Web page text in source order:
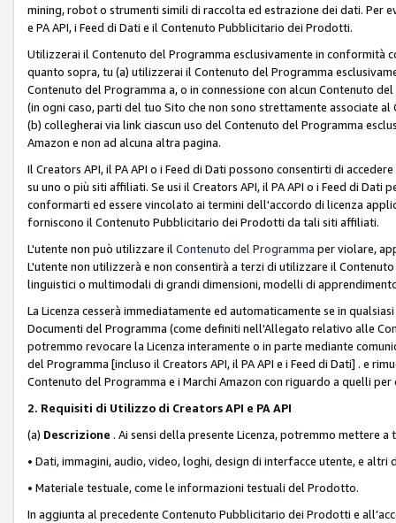
mining, robot o strumenti simili di raccolta ed estrazione dei dati. Per
e PA API, i Feed di Dati e il Contenuto Pubblicitario dei Prodotti.
Utilizzerai il Contenuto del Programma esclusivamente in conformità
quanto sopra, tu (a) utilizzerai il Contenuto del Programma
Contenuto del Programma a, o in connessione con alcun Contenuto
(in ogni caso, parti del tuo Sito che non sono strettamente associate
(b) collegherai via link ciascun uso del Contenuto del Programma
Amazon e non ad alcuna altra pagina.
Il Creators API, il PA API o i Feed di Dati possono consentirti di
su uno o più siti affiliati. Se usi il Creators API, il PA API o i Feed di
conformarti ed essere vincolato ai termini dell'accordo di licenza
forniscono il Contenuto Pubblicitario dei Prodotti da tali siti affiliati.
L'utente non può utilizzare il Contenuto del Programma per violare,
L'utente non utilizzerà e non consentirà a terzi di utilizzare il
linguistici o multimodali di grandi dimensioni, modelli di
La Licenza cesserà immediatamente ed automaticamente se in
Documenti del Programma (come definiti nell'Allegato relativo alle
potremmo revocare la Licenza interamente o in parte mediante
del Programma [incluso il Creators API, il PA API e i Feed di Dati] . e
Contenuto del Programma e i Marchi Amazon con riguardo a quelli
2. Requisiti di Utilizzo di Creators API e PA API
(a) Descrizione . Ai sensi della presente Licenza, potremmo mettere
• Dati, immagini, audio, video, loghi, design di interfacce utente, e altri
• Materiale testuale, come le informazioni testuali del Prodotto.
In aggiunta al precedente Contenuto Pubblicitario dei Prodotti e